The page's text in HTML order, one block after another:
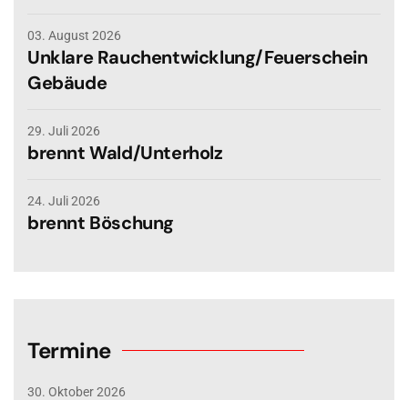
03. August 2026
Unklare Rauchentwicklung/Feuerschein
Gebäude
29. Juli 2026
brennt Wald/Unterholz
24. Juli 2026
brennt Böschung
Termine
30. Oktober 2026